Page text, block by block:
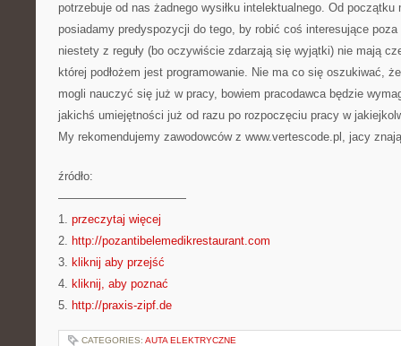
potrzebuje od nas żadnego wysiłku intelektualnego. Od
posiadamy predyspozycji do tego, by robić coś interesujące poza
niestety z reguły (bo oczywiście zdarzają się wyjątki) nie mają
której podłożem jest programowanie. Nie ma co się oszukiwać,
mogli nauczyć się już w pracy, bowiem pracodawca będzie
jakichś umiejętności już od razu po rozpoczęciu pracy w
My rekomendujemy zawodowców z www.vertescode.pl, jacy
źródło:
———————————
1. przeczytaj więcej
2. http://pozantibelemedikrestaurant.com
3. kliknij aby przejść
4. kliknij, aby poznać
5. http://praxis-zipf.de
CATEGORIES: AUTA ELEKTRYCZNE